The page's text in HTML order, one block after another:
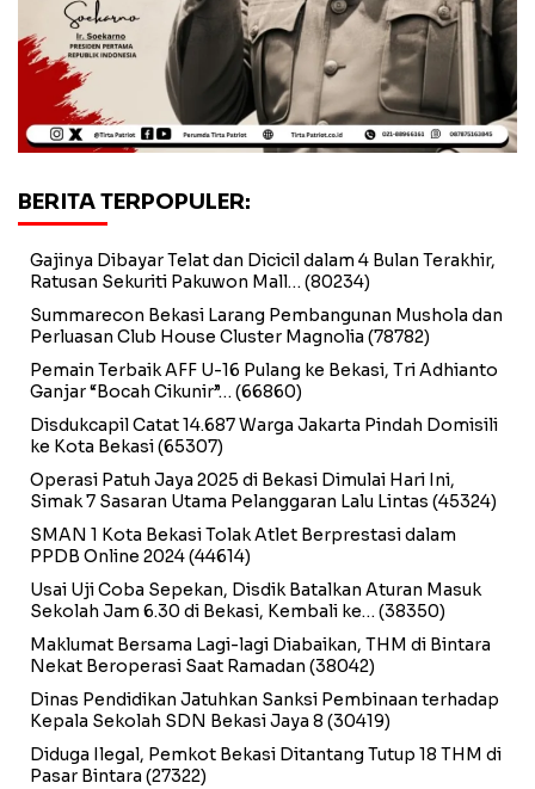
BERITA TERPOPULER:
Gajinya Dibayar Telat dan Dicicil dalam 4 Bulan Terakhir,
Ratusan Sekuriti Pakuwon Mall… (80234)
Summarecon Bekasi Larang Pembangunan Mushola dan
Perluasan Club House Cluster Magnolia (78782)
Pemain Terbaik AFF U-16 Pulang ke Bekasi, Tri Adhianto
Ganjar “Bocah Cikunir”… (66860)
Disdukcapil Catat 14.687 Warga Jakarta Pindah Domisili
ke Kota Bekasi(65307)
Operasi Patuh Jaya 2025 di Bekasi Dimulai Hari Ini,
Simak 7 Sasaran Utama Pelanggaran Lalu Lintas (45324)
SMAN 1 Kota Bekasi Tolak Atlet Berprestasi dalam
PPDB Online 2024(44614)
Usai Uji Coba Sepekan, Disdik Batalkan Aturan Masuk
Sekolah Jam 6.30 di Bekasi, Kembali ke… (38350)
Maklumat Bersama Lagi-lagi Diabaikan, THM di Bintara
Nekat Beroperasi Saat Ramadan (38042)
Dinas Pendidikan Jatuhkan Sanksi Pembinaan terhadap
Kepala Sekolah SDN Bekasi Jaya 8 (30419)
Diduga Ilegal, Pemkot Bekasi Ditantang Tutup 18 THM di
Pasar Bintara (27322)